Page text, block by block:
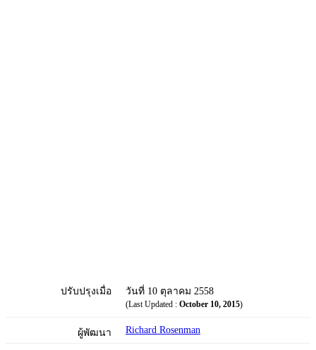
ปรับปรุงเมื่อ วันที่ 10 ตุลาคม 2558
(Last Updated : October 10, 2015)
ผู้พัฒนา Richard Rosenman